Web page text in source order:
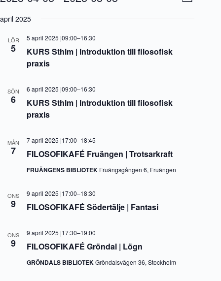
y
n
v
n
s
ä
april 2025
LÖR
5
KURS Sthlm | Introduktion till filosofisk
praxis
5 april 2025 |09:00–16:30
SÖN
6
KURS Sthlm | Introduktion till filosofisk
praxis
6 april 2025 |09:00–16:30
MÅN
7 FILOSOFIKAFÉ Fruängen | Trotsarkraft
7 april 2025 |17:00–18:45
FRUÄNGENS BIBLIOTEK Fruängsgången 6, Fruängen
ONS
9 FILOSOFIKAFÉ Södertälje | Fantasi
9 april 2025 |17:00–18:30
ONS
9 FILOSOFIKAFÉ Gröndal | Lögn
9 april 2025 |17:30–19:00
GRÖNDALS BIBLIOTEKGröndalsvägen 36, Stockholm